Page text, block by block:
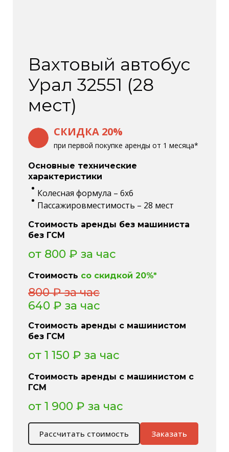
Вахтовый автобус
Урал 32551 (28
мест)
СКИДКА 20%
при первой покупке аренды от 1 месяца*
Основные технические
характеристики
Колесная формула – 6х6
Пассажировместимость – 28 мест
Стоимость аренды без машиниста
без ГСМ
от 800 ₽ за час
Стоимость со скидкой 20%*
800 ₽ за час
640 ₽ за час
Стоимость аренды с машинистом
без ГСМ
от 1 150 ₽ за час
Стоимость аренды с машинистом с
ГСМ
от 1 900 ₽ за час
Рассчитать стоимость Заказать